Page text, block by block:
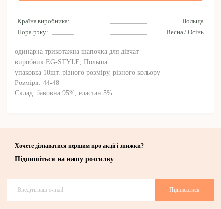
Країна виробника:
Польща
Пора року:
Весна / Осінь
одинарна трикотажна шапочка для дівчат
виробник EG-STYLE, Польша
упаковка 10шт. різного розміру, різного кольору
Розміри: 44-48
Склад: бавовна 95%, еластан 5%
Хочете дізнаватися першим про акції і знижки?
Підпишіться на нашу розсилку
Підписатися